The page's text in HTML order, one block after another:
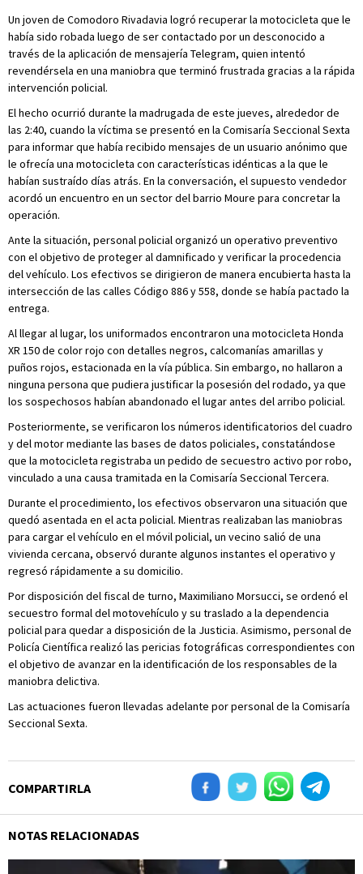
Un joven de Comodoro Rivadavia logró recuperar la motocicleta que le
había sido robada luego de ser contactado por un desconocido a
través de la aplicación de mensajería Telegram, quien intentó
revendérsela en una maniobra que terminó frustrada gracias a la rápida
intervención policial.
El hecho ocurrió durante la madrugada de este jueves, alrededor de
las 2:40, cuando la víctima se presentó en la Comisaría Seccional Sexta
para informar que había recibido mensajes de un usuario anónimo que
le ofrecía una motocicleta con características idénticas a la que le
habían sustraído días atrás. En la conversación, el supuesto vendedor
acordó un encuentro en un sector del barrio Moure para concretar la
operación.
Ante la situación, personal policial organizó un operativo preventivo
con el objetivo de proteger al damnificado y verificar la procedencia
del vehículo. Los efectivos se dirigieron de manera encubierta hasta la
intersección de las calles Código 886 y 558, donde se había pactado la
entrega.
Al llegar al lugar, los uniformados encontraron una motocicleta Honda
XR 150 de color rojo con detalles negros, calcomanías amarillas y
puños rojos, estacionada en la vía pública. Sin embargo, no hallaron a
ninguna persona que pudiera justificar la posesión del rodado, ya que
los sospechosos habían abandonado el lugar antes del arribo policial.
Posteriormente, se verificaron los números identificatorios del cuadro
y del motor mediante las bases de datos policiales, constatándose
que la motocicleta registraba un pedido de secuestro activo por robo,
vinculado a una causa tramitada en la Comisaría Seccional Tercera.
Durante el procedimiento, los efectivos observaron una situación que
quedó asentada en el acta policial. Mientras realizaban las maniobras
para cargar el vehículo en el móvil policial, un vecino salió de una
vivienda cercana, observó durante algunos instantes el operativo y
regresó rápidamente a su domicilio.
Por disposición del fiscal de turno, Maximiliano Morsucci, se ordenó el
secuestro formal del motovehículo y su traslado a la dependencia
policial para quedar a disposición de la Justicia. Asimismo, personal de
Policía Científica realizó las pericias fotográficas correspondientes con
el objetivo de avanzar en la identificación de los responsables de la
maniobra delictiva.
Las actuaciones fueron llevadas adelante por personal de la Comisaría
Seccional Sexta.
COMPARTIRLA
NOTAS RELACIONADAS